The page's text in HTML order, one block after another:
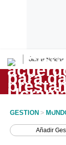
Últimas Noticias
Lo último
Peru Quiosco
GESTION >
Añadir